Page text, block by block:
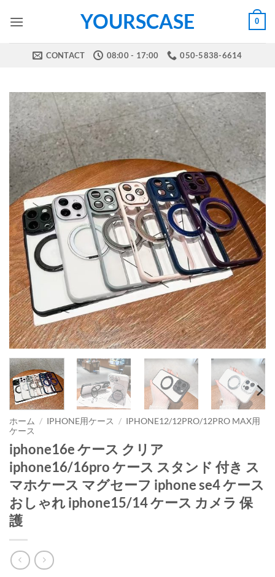
YOURSCASE 0
CONTACT 08:00 - 17:00 050-5838-6614
ホーム / IPHONE用ケース / IPHONE12/12PRO/12PRO MAX用
ケース
iphone16e ケース クリア
iphone16/16pro ケース スタンド 付き ス
マホケース マグセーフ iphone se4 ケース
おしゃれ iphone15/14 ケース カメラ 保
護